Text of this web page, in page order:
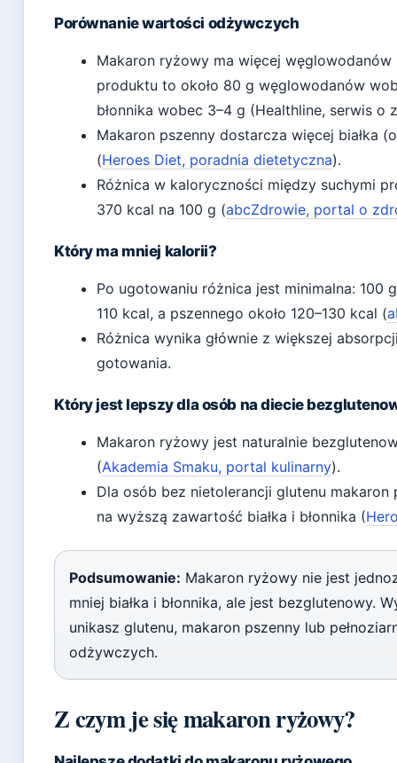
Porównanie wartości odżywczych
Makaron ryżowy ma więcej węglowodanów
produktu to około 80 g węglowodanów
błonnika wobec 3–4 g (Healthline, serwis o
Makaron pszenny dostarcza więcej białka
(Heroes Diet, poradnia dietetyczna).
Różnica w kaloryczności między suchymi
370 kcal na 100 g (abcZdrowie, portal o
Który ma mniej kalorii?
Po ugotowaniu różnica jest minimalna: 100
110 kcal, a pszennego około 120–130 kcal (
Różnica wynika głównie z większej
gotowania.
Który jest lepszy dla osób na diecie
Makaron ryżowy jest naturalnie
(Akademia Smaku, portal kulinarny).
Dla osób bez nietolerancji glutenu
na wyższą zawartość białka i błonnika (
Podsumowanie: Makaron ryżowy nie jest
mniej białka i błonnika, ale jest bezglutenowy.
unikasz glutenu, makaron pszenny lub
odżywczych.
Z czym je się makaron ryżowy?